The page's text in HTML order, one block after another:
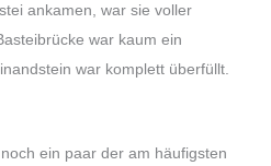
ankamen, war sie voller
war kaum ein
war komplett überfüllt.
ein paar der am häufigsten